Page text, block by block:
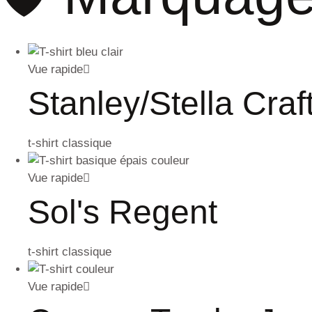
Vue rapide
Stanley/Stella
t-shirt classique
Vue rapide
Sol's Regent
t-shirt classique
Vue rapide